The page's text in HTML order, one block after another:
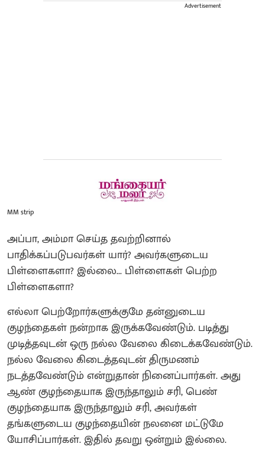
Advertisement
MM strip
அப்பா, அம்மா செய்த தவற்றினால்
பாதிக்கப்படுபவர்கள் யார்? அவர்களுடைய
பிள்ளைகளா? இல்லை... பிள்ளைகள் பெற்ற
பிள்ளைகளா?
எல்லா பெற்றோர்களுக்குமே தன்னுடைய
குழந்தைகள் நன்றாக இருக்கவேண்டும். படித்து
முடித்தவுடன் ஒரு நல்ல வேலை கிடைக்கவேண்டும்.
நல்ல வேலை கிடைத்தவுடன் திருமணம்
நடத்தவேண்டும் என்றுதான் நினைப்பார்கள். அது
ஆண் குழந்தையாக இருந்தாலும் சரி, பெண்
குழந்தையாக இருந்தாலும் சரி, அவர்கள்
தங்களுடைய குழந்தையின் நலனை மட்டுமே
யோசிப்பார்கள். இதில் தவறு ஒன்றும் இல்லை.